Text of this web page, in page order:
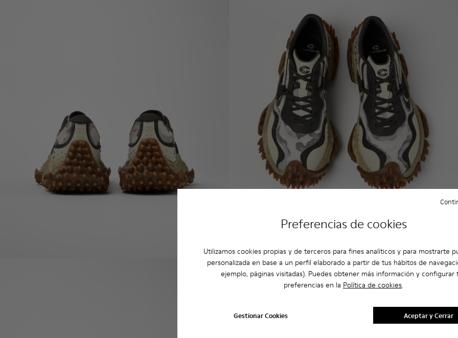
Preferencias de cookies
Utilizamos cookies propias y de terceros para fines analíticos y para mostrarte
personalizada en base a un perfil elaborado a partir de tus hábitos de
ejemplo, páginas visitadas). Puedes obtener más información y configurar
preferencias en la Política de cookies.
Gestionar Cookies Aceptar y Cerrar